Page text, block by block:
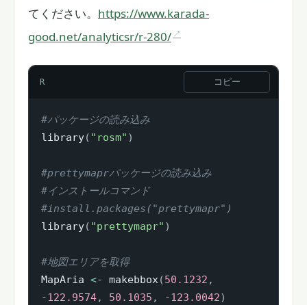
てください。 https://www.karada-
good.net/analyticsr/r-280/
R コピー
#パッケージの読み込み
library( "rosm" )
#prettymaprパッケージの読み込み
#インストールコマンド
#install.packages("prettymapr")
library( "prettymapr" )
#地図エリアを取得
MapAria <- makebbox(50.1232 ,
-122.9574, 50.1035 , -123.0042)